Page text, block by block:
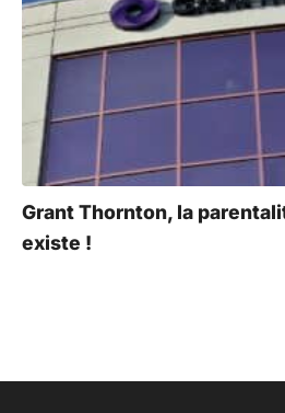
Grant Thornton, la
existe !